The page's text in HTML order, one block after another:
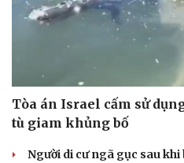
Tòa án Israel cấm sử
tù giam khủng bố
Người di cư ngã gục sau